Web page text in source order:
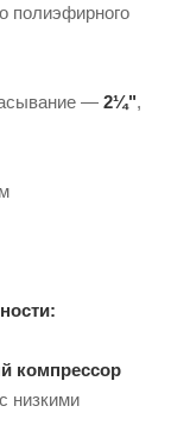
полиэфирного
— 2¼",
компрессор
низкими